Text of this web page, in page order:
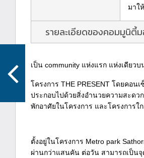
มาใ
รายละเอียดของคอมมูนิตี้
เป็น community แห่งแรก แห่งเดียว
โครงการ THE PRESENT โดยคอน
ประกอบไปด้วยสิ่งอำนวยความสะดว
พักอาศัยในโครงการ และโครงการ
ตั้งอยู่ในโครงการ Metro park
ผ่านกว่าแสนคัน ต่อวัน สามารถเป็น